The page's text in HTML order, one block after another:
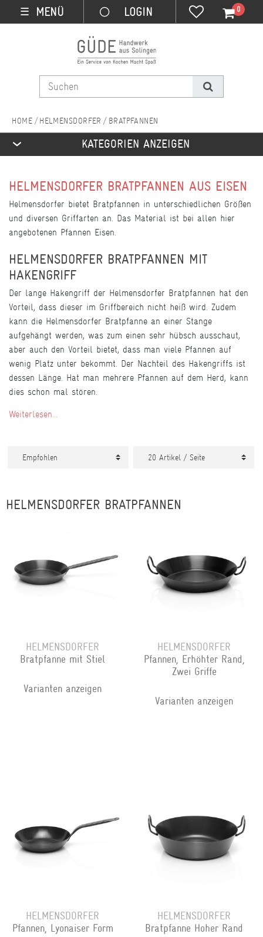
☰ MENÜ 0
HELMENSDORFER BRATPFANNEN
KATEGORIEN ANZEIGEN
HELMENSDORFER BRATPFANNEN AUS EISEN
Helmensdorfer bietet Bratpfannen in unterschiedlichen Größen
und diversen Griffarten an. Das Material ist bei allen hier
angebotenen Pfannen Eisen.
HELMENSDORFER BRATPFANNEN MIT
HAKENGRIFF
Der lange Hakengriff der Helmensdorfer Bratpfannen hat den
Vorteil, dass dieser im Griffbereich nicht heiß wird. Zudem
kann die Helmensdorfer Bratpfanne an einer Stange
aufgehängt werden, was zum einen sehr hübsch ausschaut,
aber auch den Vorteil bietet, dass man viele Pfannen auf
wenig Platz unter bekommt. Der Nachteil des Hakengriffs ist
dessen Länge. Hat man mehrere Pfannen auf dem Herd, kann
dies schon mal stören.
Weiterlesen...
HELMENSDORFER BRATPFANNEN
HELMENSDORFER
Bratpfanne mit Stiel
Varianten anzeigen
HELMENSDORFER
Pfannen, Erhöhter Rand,
Zwei Griffe
Varianten anzeigen
HELMENSDORFER
Pfannen, Lyonaiser Form
HELMENSDORFER
Bratpfanne Hoher Rand